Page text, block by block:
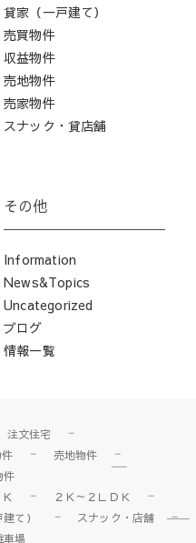
貸家（一戸建て）
売買物件
収益物件
売地物件
売家物件
スナック・貸店舗
その他
Information
News&Topics
Uncategorized
ブログ
情報一覧
注文住宅
売地物件
件
２Ｋ～２ＬＤＫ
て）
スナック・店舗
車場